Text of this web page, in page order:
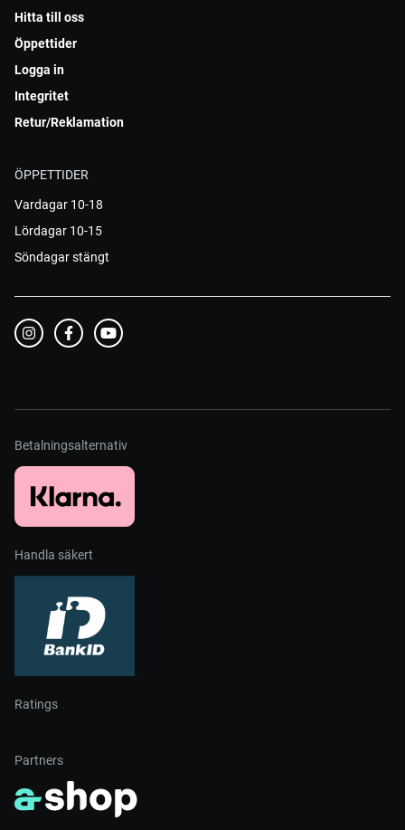
Hitta till oss
Öppettider
Logga in
Integritet
Retur/Reklamation
ÖPPETTIDER
Vardagar 10-18
Lördagar 10-15
Söndagar stängt
Betalningsalternativ
Handla säkert
Ratings
Partners